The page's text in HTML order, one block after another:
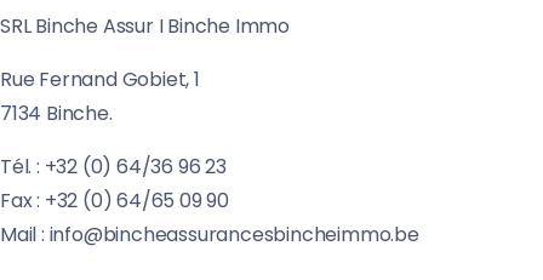
SRL Binche Assur I Binche Immo
Rue Fernand Gobiet, 1
7134 Binche.
Tél. : +32 (0) 64/36 96 23
Fax : +32 (0) 64/65 09 90
Mail : info@bincheassurancesbincheimmo.be